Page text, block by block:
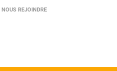
NOUS REJOINDRE